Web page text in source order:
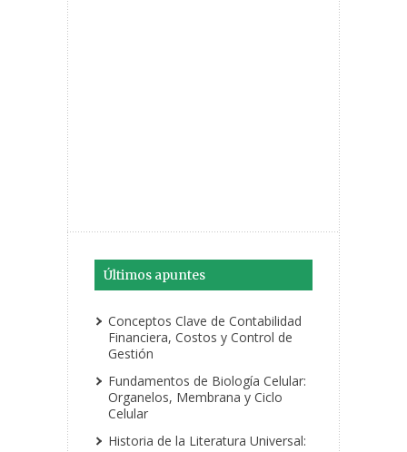
Últimos apuntes
Conceptos Clave de Contabilidad
Financiera, Costos y Control de
Gestión
Fundamentos de Biología Celular:
Organelos, Membrana y Ciclo
Celular
Historia de la Literatura Universal: